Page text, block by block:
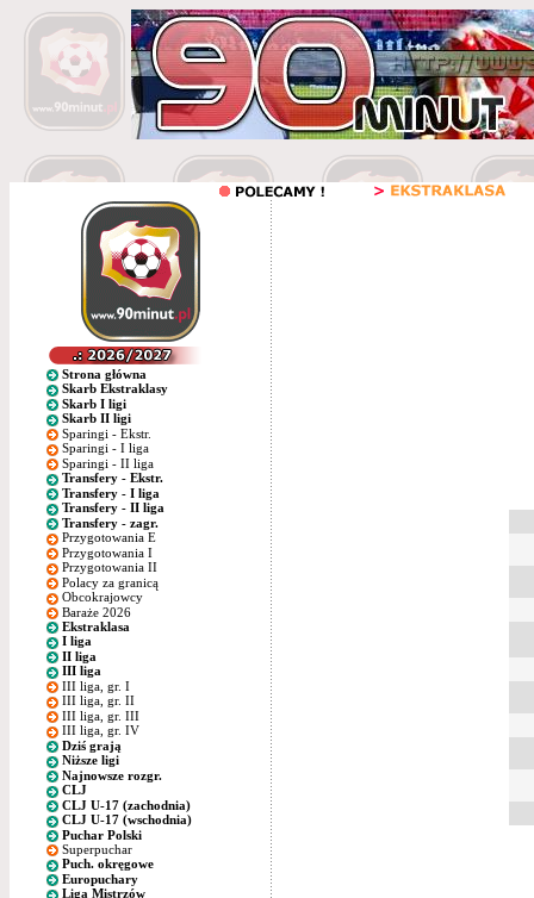
Strona główna
Skarb Ekstraklasy
Skarb I ligi
Skarb II ligi
Sparingi - Ekstr.
Sparingi - I liga
Sparingi - II liga
Transfery - Ekstr.
Transfery - I liga
Transfery - II liga
Transfery - zagr.
Przygotowania E
Przygotowania I
Przygotowania II
Polacy za granicą
Obcokrajowcy
Baraże 2026
Ekstraklasa
I liga
II liga
III liga
III liga, gr. I
III liga, gr. II
III liga, gr. III
III liga, gr. IV
Dziś grają
Niższe ligi
Najnowsze rozgr.
CLJ
CLJ U-17 (zachodnia)
CLJ U-17 (wschodnia)
Puchar Polski
Superpuchar
Puch. okręgowe
Europuchary
Liga Mistrzów